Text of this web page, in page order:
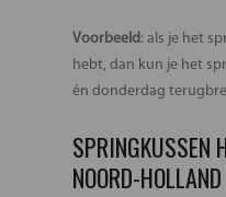
Voorbeeld : als je het
hebt, dan kun je het
én donderdag
SPRINGKUSSEN
NOORD-HOLLAND